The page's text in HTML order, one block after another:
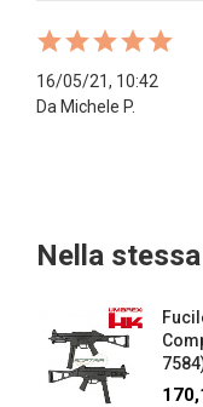
16/05/21, 10:42
Da Michele P.
Nella